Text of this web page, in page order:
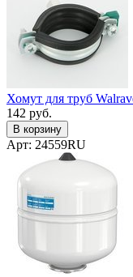
Хомут для труб
142 руб.
В корзину
Арт: 24559RU